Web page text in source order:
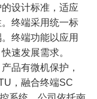
设计标准，适应
终端采用统一标
终端功能以应用
速发展需求。
品有微机保护，
，融合终端SC